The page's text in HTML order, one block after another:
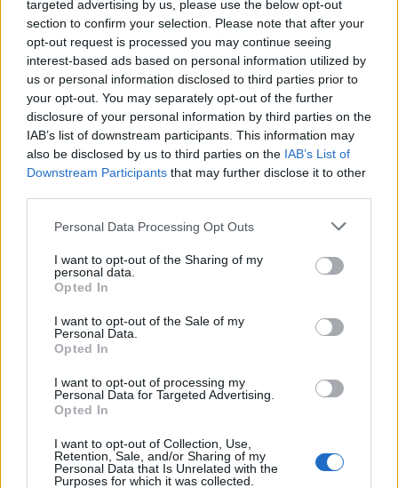
targeted advertising by us, please use the below opt-out
section to confirm your selection. Please note that after your
opt-out request is processed you may continue seeing
interest-based ads based on personal information utilized by
us or personal information disclosed to third parties prior to
your opt-out. You may separately opt-out of the further
disclosure of your personal information by third parties on the
IAB’s list of downstream participants. This information may
also be disclosed by us to third parties on the IAB’s List of
Downstream Participants that may further disclose it to other
Personal Data Processing Opt Outs
I want to opt-out of the Sharing of my
personal data.
Opted In
I want to opt-out of the Sale of my
Personal Data.
Opted In
I want to opt-out of processing my
Personal Data for Targeted Advertising.
Opted In
I want to opt-out of Collection, Use,
Retention, Sale, and/or Sharing of my
Personal Data that Is Unrelated with the
Purposes for which it was collected.
Β.Σ. Καρούλιας: Τζίρος 98,7
εκατ. ευρώ και αύξηση κερδών
57% - Τα νέα στοιχήματα σε
low & non alcohol
Deloitte Ελλάδος:
Χρηματοοικονομικός
σύμβουλος της ΔΕΗ για την
είσοδο στην πολωνική αγορά
ενέργειας
Το FIAT 500 Hybrid τώρα από
18.990 ευρώ
Ατρόμητος και Novibet
2028
18η συνεχόμενη χρονιά για τον ΟΤΕ στη διεθνή σειρά δεικτών
FTSE4Good
Alpha Bank: Για πρώτη φορά το Αρχαίο Θέατρο Επιδαύρου άνοιξε τις